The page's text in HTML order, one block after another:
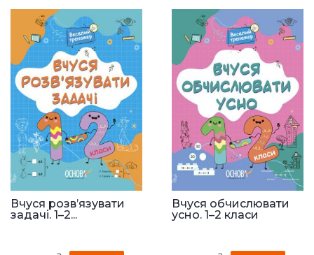
Вчуся розв’язувати
задачі. 1–2...
Вчуся обчислювати
усно. 1–2 класи